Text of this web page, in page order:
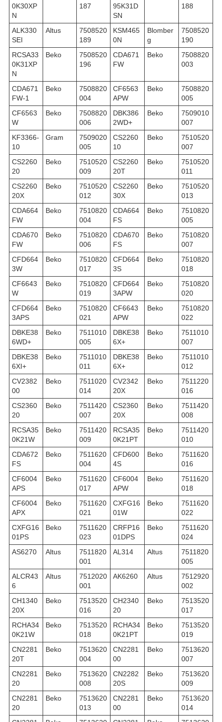
0K30XP
N
187
95K31D
SN
188
ALK330
SEI
Altus
7508520
189
KSM465
0N
Blomber
g
7508520
190
RCSA33
0K31XP
N
Beko
7508520
196
CDA671
FW
Beko
7508820
003
CDA671
FW-1
Beko
7508820
004
CF6563
APW
Beko
7508820
005
CF6563
W
Beko
7508820
006
DBK386
2WD+
Beko
7509010
007
KF3366-
10
Gram
7509020
005
CS2260
10
Beko
7510520
007
CS2260
20
Beko
7510520
009
CS2260
20T
Beko
7510520
011
CS2260
20X
Beko
7510520
012
CS2260
30X
Beko
7510520
013
CDA664
FW
Beko
7510820
004
CDA664
FS
Beko
7510820
005
CDA670
FW
Beko
7510820
006
CDA670
FS
Beko
7510820
007
CFD664
3W
Beko
7510820
017
CFD664
3S
Beko
7510820
018
CF6643
W
Beko
7510820
019
CFD664
3APW
Beko
7510820
020
CFD664
3APS
Beko
7510820
021
CF6643
APW
Beko
7510820
022
DBKE38
6WD+
Beko
7511010
005
DBKE38
6X+
Beko
7511010
007
DBKE38
6XI+
Beko
7511010
011
DBKE38
6X+
Beko
7511010
012
CV2382
00
Beko
7511020
014
CV2342
20X
Beko
7511220
016
CS2360
20
Beko
7511420
007
CS2360
20X
Beko
7511420
008
RCSA35
0K21W
Beko
7511420
009
RCSA35
0K21PT
Beko
7511420
010
CDA672
FS
Beko
7511620
004
CFD600
4S
Beko
7511620
016
CF6004
APS
Beko
7511620
017
CF6004
APW
Beko
7511620
018
CF6004
APX
Beko
7511620
021
CXFG16
01W
Beko
7511620
022
CXFG16
01PS
Beko
7511620
023
CRFP16
01DPS
Beko
7511620
024
AS6270
Altus
7511820
001
AL314 Altus
7511820
005
ALCR43
6
Altus
7512020
001
AK6260 Altus
7512920
002
CH1340
20X
Beko
7513520
016
CH2340
20
Beko
7513520
017
RCHA34
0K21W
Beko
7513520
018
RCHA34
0K21PT
Beko
7513520
019
CN2281
20T
Beko
7513620
004
CN2281
00
Beko
7513620
007
CN2281
20
Beko
7513620
008
CN2282
20S
Beko
7513620
009
CN2281
20
Beko
7513620
013
CN2281
00
Beko
7513620
014